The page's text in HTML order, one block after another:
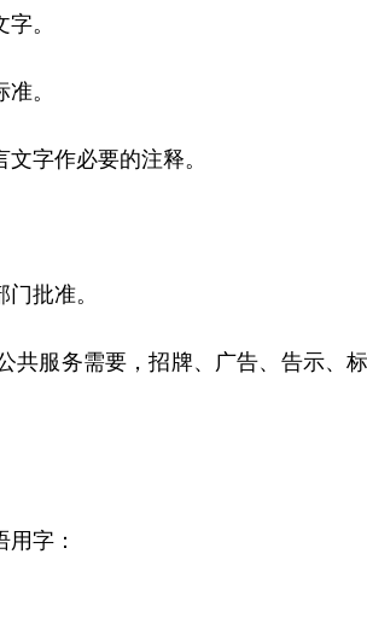
。
。
字作必要的注释。
批准。
务需要，招牌、广告、告示、
字：